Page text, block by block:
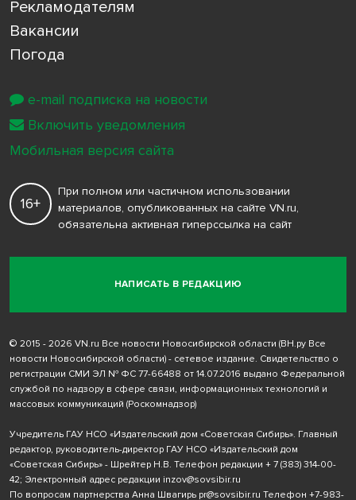
Рекламодателям
Вакансии
Погода
НАПИСАТЬ В РЕДАКЦИЮ
16+
При полном или частичном использовании
материалов, опубликованных на сайте VN.ru,
обязательна активная гиперссылка на сайт
© 2015 - 2026 VN.ru Все новости Новосибирской области (ВН.ру Все
новости Новосибирской области) - сетевое издание. Свидетельство о
регистрации СМИ ЭЛ № ФС 77-66488 от 14.07.2016 выдано Федеральной
службой по надзору в сфере связи, информационных технологий и
массовых коммуникаций (Роскомнадзор)
Учредитель ГАУ НСО «Издательский дом «Советская Сибирь». Главный
редактор, руководитель-директор ГАУ НСО «Издательский дом
«Советская Сибирь» - Шрейтер Н.В. Телефон редакции + 7 (383) 314-00-
42; Электронный адрес редакции inzov@sovsibir.ru
По вопросам партнерства Анна Швагирь pr@sovsibir.ru Телефон +7-983-
e-mail подписка на новости
Включить уведомления
Мобильная версия сайта